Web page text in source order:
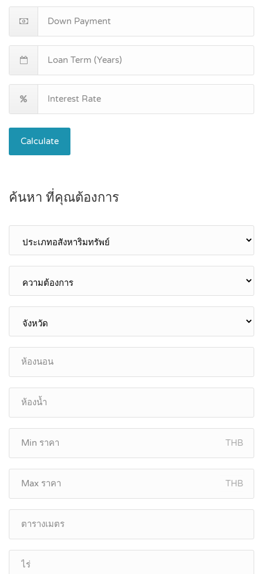
Calculate
ค้นหา ที่คุณต้องการ
THB
THB
© by www.อาคารพาณิชย์ไทยแลนด์.com. All Rights
Reserved.